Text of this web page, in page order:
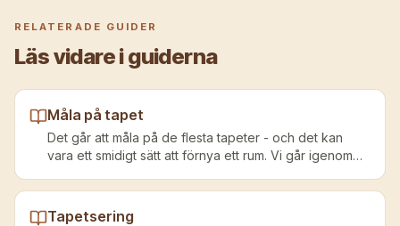
RELATERADE GUIDER
Läs vidare i guiderna
Måla på tapet
Det går att måla på de flesta tapeter - och det kan
vara ett smidigt sätt att förnya ett rum. Vi går igenom
Tapetsering